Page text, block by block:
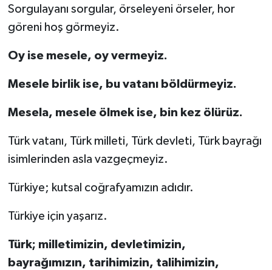
Sorgulayanı sorgular, örseleyeni örseler, hor
göreni hoş görmeyiz.
Oy ise mesele, oy vermeyiz.
Mesele birlik ise, bu vatanı böldürmeyiz.
Mesela, mesele ölmek ise, bin kez ölürüz.
Türk vatanı, Türk milleti, Türk devleti, Türk bayrağı
isimlerinden asla vazgeçmeyiz.
Türkiye; kutsal coğrafyamızın adıdır.
Türkiye için yaşarız.
Türk; milletimizin, devletimizin,
bayrağımızın, tarihimizin, talihimizin,